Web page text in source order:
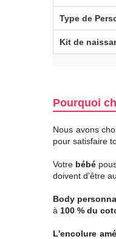
Type de
Kit de
Pourquoi
Nous avons
pour satisfaire
Votre bébé
doivent d'être
Body
à 100 % du
L'encolure